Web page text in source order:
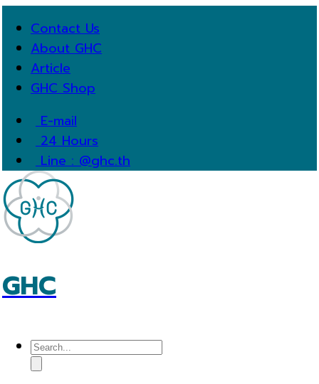
Contact Us
About GHC
Article
GHC Shop
E-mail
24 Hours
Line : @ghc.th
GHC